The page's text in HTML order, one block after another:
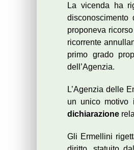
La vicenda ha
proponeva
ricorrente
primo grado
dell’Agenzia.
L’Agenzia delle
un unico motivo
dichiarazione
Gli Ermellini